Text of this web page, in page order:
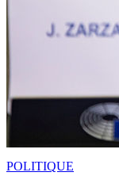
POLITIQUE